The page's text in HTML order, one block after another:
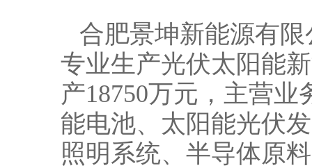
合肥景坤新能源有限
专业生产光伏太阳能
产18750万元，主营
能电池、太阳能光伏
照明系统、半导体原